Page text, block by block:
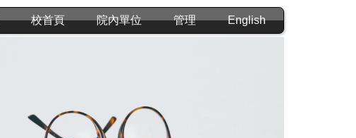
校首頁 院內單位 管理 English